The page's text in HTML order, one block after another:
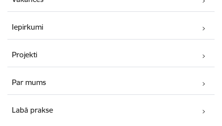
Iepirkumi
Projekti
Par mums
Labā prakse